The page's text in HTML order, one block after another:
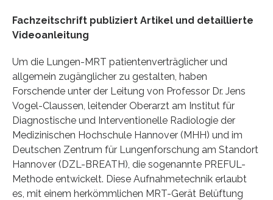
Fachzeitschrift publiziert Artikel und detaillierte
Videoanleitung
Um die Lungen-MRT patientenverträglicher und
allgemein zugänglicher zu gestalten, haben
Forschende unter der Leitung von Professor Dr. Jens
Vogel-Claussen, leitender Oberarzt am Institut für
Diagnostische und Interventionelle Radiologie der
Medizinischen Hochschule Hannover (MHH) und im
Deutschen Zentrum für Lungenforschung am Standort
Hannover (DZL-BREATH), die sogenannte PREFUL-
Methode entwickelt. Diese Aufnahmetechnik erlaubt
es, mit einem herkömmlichen MRT-Gerät Belüftung